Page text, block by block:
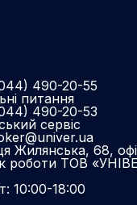
490-20-55
питання
490-20-53
сервіс
Жилянська, 68,
роботи ТОВ
10:00-18:00